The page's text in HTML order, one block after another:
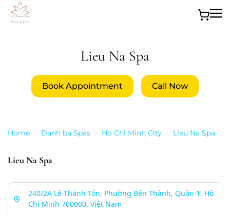
Lieu Na Spa
Book Appointment Call Now
Home Danh bạ Spas Ho Chi Minh City Lieu Na Spa
Lieu Na Spa
240/2A Lê Thánh Tôn, Phường Bến Thành, Quận 1, Hồ
Chí Minh 700000, Việt Nam